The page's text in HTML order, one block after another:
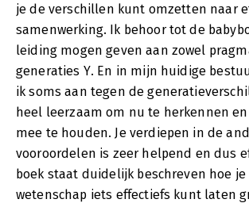
je de verschillen kunt omzetten naar
samenwerking. Ik behoor tot de
leiding mogen geven aan zowel
generaties Y. En in mijn huidige
ik soms aan tegen de
heel leerzaam om nu te herkennen
mee te houden. Je verdiepen in de
vooroordelen is zeer helpend en dus
boek staat duidelijk beschreven hoe
wetenschap iets effectiefs kunt laten